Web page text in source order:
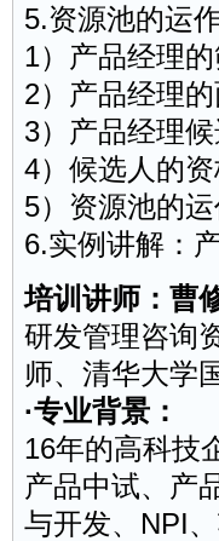
5.资源池的运
1）产品经理
2）产品经理的
3）产品经理
4）候选人的
5）资源池的
6.实例讲解：
培训讲师：曹
研发管理咨询
师、 清华大学
·专业背景：
16年的高科技
产品中试、产
与开发、NPI